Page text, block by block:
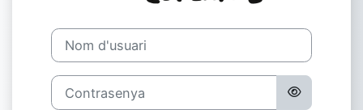
Nom d'usuari
Contrasenya